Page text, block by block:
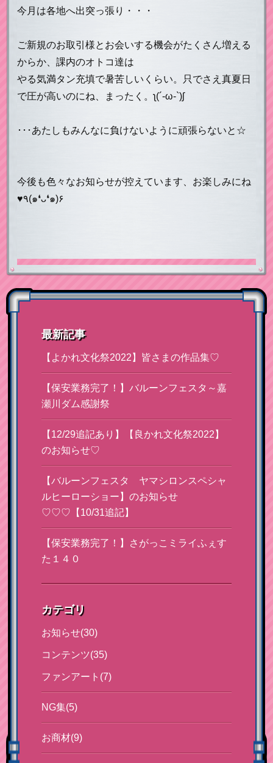
今月は各地へ出突っ張り・・・
ご新規のお取引様とお会いする機会がたくさん増える
からか、課内のオトコ達は
やる気満タン充填で暑苦しいくらい。只でさえ真夏日
で圧が高いのにね、まったく。ʅ(´-ω-`)ʃ
･･･あたしもみんなに負けないように頑張らないと☆
今後も色々なお知らせが控えています、お楽しみにね
♥٩(๑❛ᴗ❛๑)۶
最新記事
【よかれ文化祭2022】皆さまの作品集♡
【保安業務完了！】バルーンフェスタ～嘉
瀬川ダム感謝祭
【12/29追記あり】【良かれ文化祭2022】
のお知らせ♡
【バルーンフェスタ ヤマシロンスペシャ
ルヒーローショー】のお知らせ
♡♡♡【10/31追記】
【保安業務完了！】さがっこミライふぇす
た１４０
カテゴリ
お知らせ(30)
コンテンツ(35)
ファンアート(7)
NG集(5)
お商材(9)